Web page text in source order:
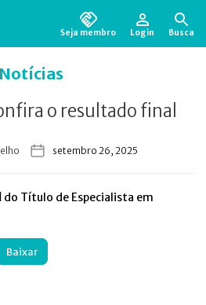
Seja membro Login Busca
Notícias
o resultado final
setembro 26, 2025
do Título de Especialista em
Baixar